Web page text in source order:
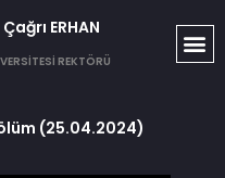
ERHAN​
REKTÖRÜ
(25.04.2024)